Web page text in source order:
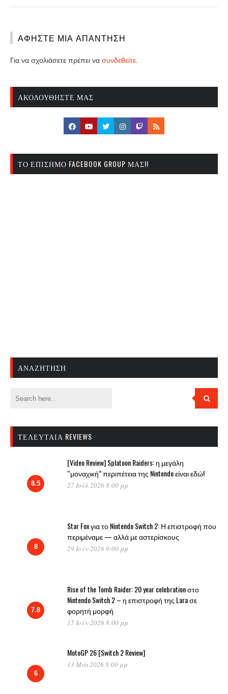
ΑΦΉΣΤΕ ΜΙΑ ΑΠΆΝΤΗΣΗ
Για να σχολιάσετε πρέπει να συνδεθείτε
ΑΚΟΛΟΥΘΉΣΤΕ ΜΑΣ
ΤΟ ΕΠΊΣΗΜΟ FACEBOOK GROUP ΜΑΣ!!
ΑΝΑΖΉΤΗΣΗ
ΤΕΛΕΥΤΑΊΑ REVIEWS
8.5
[Video Review] Splatoon Raiders: η μεγάλη
“μοναχική” περιπέτεια της Nintendo είναι εδώ!
27 Ιούλ 2026 8:00 μμ
8
Star Fox για το Nintendo Switch 2: Η επιστροφή που
περιμέναμε — αλλά με αστερίσκους
29 Ιούν 2026 9:00 μμ
7.8
Rise of the Tomb Raider: 20 year celebration στο
Nintendo Switch 2 – η επιστροφή της Lara σε
φορητή μορφή
15 Ιούν 2026 8:00 μμ
6
MotoGP 26 [Switch 2 Review]
13 Μάι 2026 8:00 μμ